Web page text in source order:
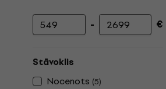
Minimālā cena
- Maksimālā cena
€
Stāvoklis
Nocenots (5)